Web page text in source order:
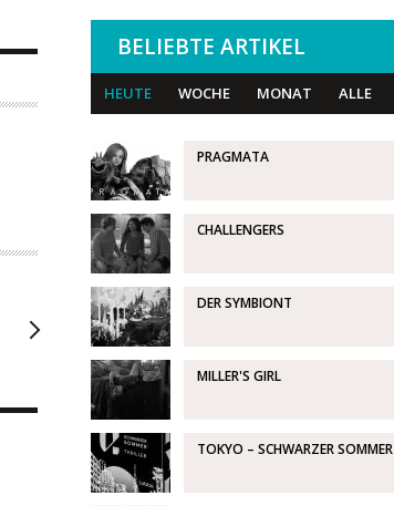
BELIEBTE ARTIKEL
HEUTE WOCHE MONAT ALLE
PRAGMATA
CHALLENGERS
DER SYMBIONT
MILLER'S GIRL
TOKYO – SCHWARZER SOMMER